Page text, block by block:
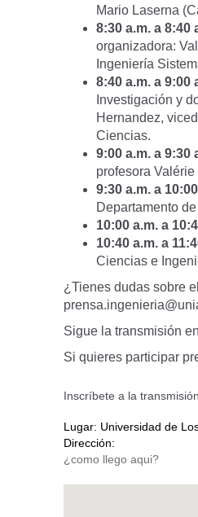
Mario Laserna
8:30 a.m. a 8:40
organizadora:
Ingeniería
8:40 a.m. a 9:00
Investigación y
Hernandez,
Ciencias.
9:00 a.m. a 9:30
profesora Valérie
9:30 a.m. a
Departamento
10:00 a.m. a
10:40 a.m. a
Ciencias e
¿Tienes dudas sobre
Sigue la transmisión
Si quieres participar
Lugar: Universidad de
Dirección:
Inscríbete a la